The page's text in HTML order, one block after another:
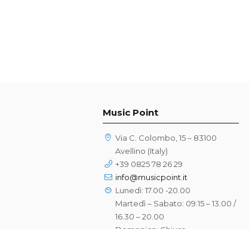
Music Point
Via C. Colombo, 15 – 83100
Avellino (Italy)
+39 0825 78 26 29
info@musicpoint.it
Lunedì: 17.00 -20.00
Martedì – Sabato: 09:15 – 13.00 /
16.30 – 20.00